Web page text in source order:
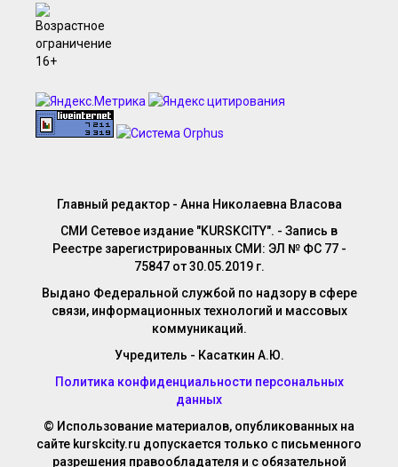
Главный редактор - Анна Николаевна Власова
СМИ Сетевое издание "KURSKCITY". - Запись в
Реестре зарегистрированных СМИ: ЭЛ № ФС 77 -
75847 от 30.05.2019 г.
Выдано Федеральной службой по надзору в сфере
связи, информационных технологий и массовых
коммуникаций.
Учредитель - Касаткин А.Ю.
Политика конфиденциальности персональных
данных
© Использование материалов, опубликованных на
сайте kurskcity.ru допускается только с письменного
разрешения правообладателя и с обязательной